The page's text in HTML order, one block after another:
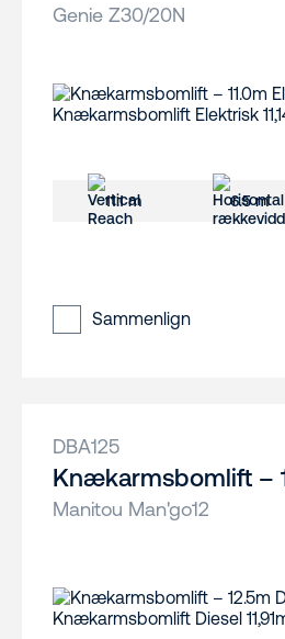
Genie Z30/20N
11.1 m 6.5 m
Sammenlign
DBA125
Knækarmsbomlift –
Manitou Man'go12